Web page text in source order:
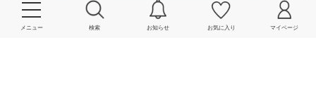
メニュー 検索 お知らせ お気に入り マイページ